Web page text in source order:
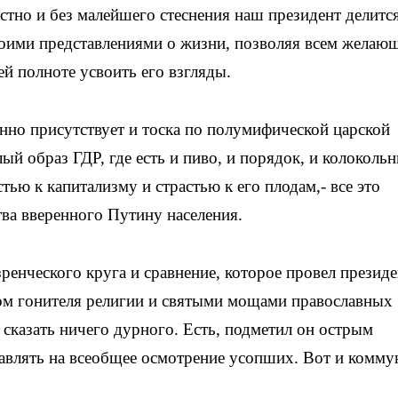
и без малейшего стеснения наш президент
представлениями о жизни, позволяя всем
полноте усвоить его взгляды.
присутствует и тоска по полумифической царской
образ ГДР, где есть и пиво, и порядок, и
к капитализму и страстью к его плодам,- все это
вверенного Путину населения.
круга и сравнение, которое провел
религии и святыми мощами православных
ничего дурного. Есть, подметил он острым
на всеобщее осмотрение усопших. Вот и